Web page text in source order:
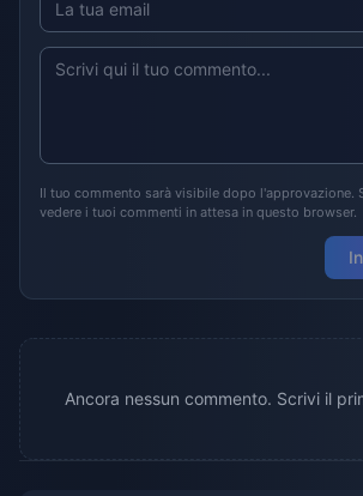
Il tuo commento sarà visibile dopo l'approvazione.
vedere i tuoi commenti in attesa in questo browser.
Ancora nessun commento. Scrivi il